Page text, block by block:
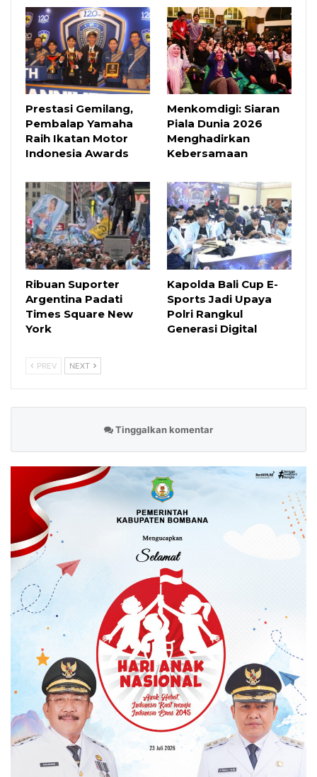
Prestasi Gemilang,
Pembalap Yamaha
Raih Ikatan Motor
Indonesia Awards
Menkomdigi: Siaran
Piala Dunia 2026
Menghadirkan
Kebersamaan
Ribuan Suporter
Argentina Padati
Times Square New
York
Kapolda Bali Cup E-
Sports Jadi Upaya
Polri Rangkul
Generasi Digital
PREV NEXT
Tinggalkan komentar